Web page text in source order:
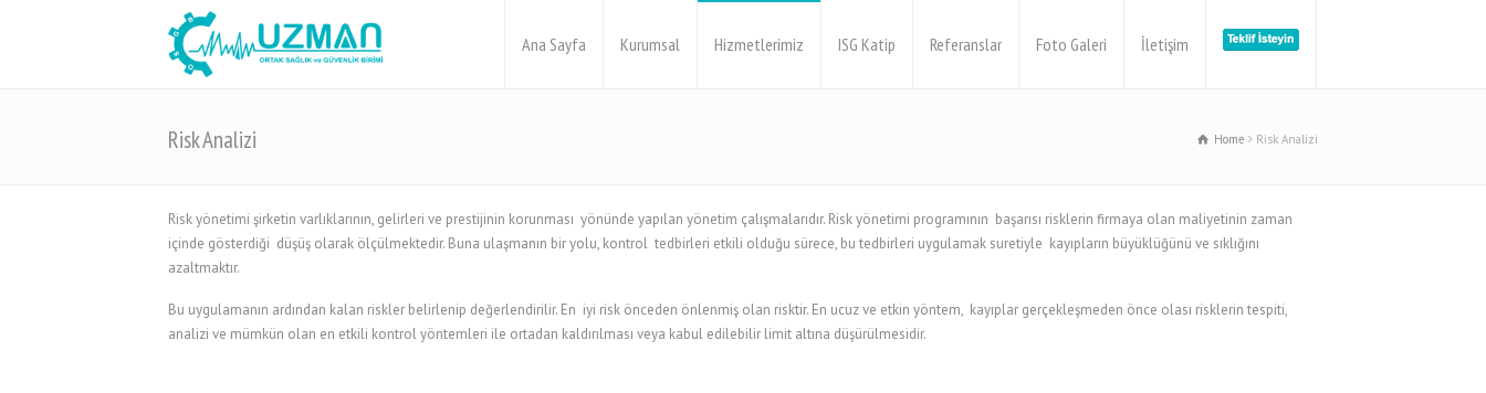
Ana Sayfa Kurumsal Hizmetlerimiz ISG Katip Referanslar Foto Galeri İletişim
Risk Analizi Home Risk Analizi
Risk yönetimi şirketin varlıklarının, gelirleri ve prestijinin korunması yönünde yapılan yönetim çalışmalarıdır. Risk yönetimi programının başarısı risklerin firmaya olan maliyetinin zaman
içinde gösterdiği düşüş olarak ölçülmektedir. Buna ulaşmanın bir yolu, kontrol tedbirleri etkili olduğu sürece, bu tedbirleri uygulamak suretiyle kayıpların büyüklüğünü ve sıklığını
azaltmaktır.
Bu uygulamanın ardından kalan riskler belirlenip değerlendirilir. En iyi risk önceden önlenmiş olan risktir. En ucuz ve etkin yöntem, kayıplar gerçekleşmeden önce olası risklerin tespiti,
analizi ve mümkün olan en etkili kontrol yöntemleri ile ortadan kaldırılması veya kabul edilebilir limit altına düşürülmesidir.